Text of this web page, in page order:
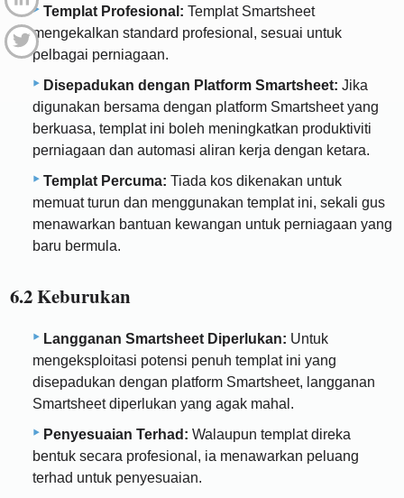
Templat Profesional: Templat Smartsheet
mengekalkan standard profesional, sesuai untuk
pelbagai perniagaan.
Disepadukan dengan Platform Smartsheet: Jika
digunakan bersama dengan platform Smartsheet yang
berkuasa, templat ini boleh meningkatkan produktiviti
perniagaan dan automasi aliran kerja dengan ketara.
Templat Percuma: Tiada kos dikenakan untuk
memuat turun dan menggunakan templat ini, sekali gus
menawarkan bantuan kewangan untuk perniagaan yang
baru bermula.
6.2 Keburukan
Langganan Smartsheet Diperlukan: Untuk
mengeksploitasi potensi penuh templat ini yang
disepadukan dengan platform Smartsheet, langganan
Smartsheet diperlukan yang agak mahal.
Penyesuaian Terhad: Walaupun templat direka
bentuk secara profesional, ia menawarkan peluang
terhad untuk penyesuaian.